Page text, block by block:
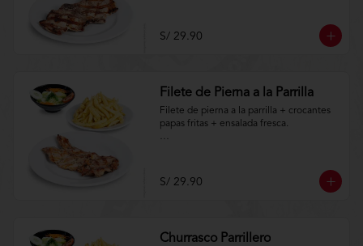
m/TYCGenerales
S/ 29.90
Filete de Pierna a la Parrilla
Filete de pierna a la parrilla + crocantes
papas fritas + ensalada fresca.
m/TYCGenerales
S/ 29.90
Churrasco Parrillero